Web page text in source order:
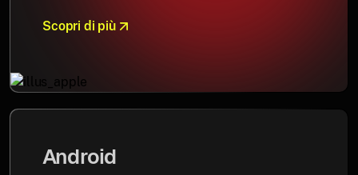
Scopri di più
Android